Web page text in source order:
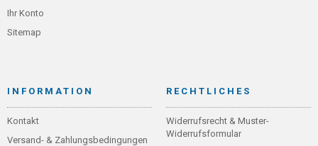
Ihr Konto
Sitemap
INFORMATION
Kontakt
Versand- & Zahlungsbedingungen
RECHTLICHES
Widerrufsrecht & Muster-
Widerrufsformular